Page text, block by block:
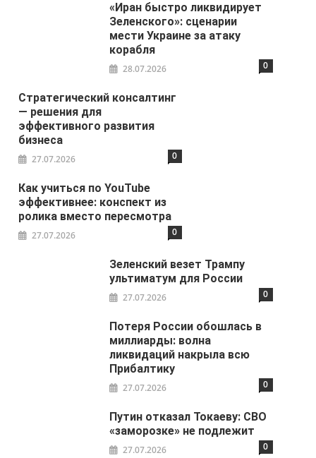
«Иран быстро ликвидирует
Зеленского»: сценарии
мести Украине за атаку
корабля
28.07.2026 0
Стратегический консалтинг
— решения для
эффективного развития
бизнеса
27.07.2026 0
Как учиться по YouTube
эффективнее: конспект из
ролика вместо пересмотра
27.07.2026 0
Зеленский везет Трампу
ультиматум для России
27.07.2026 0
Потеря России обошлась в
миллиарды: волна
ликвидаций накрыла всю
Прибалтику
27.07.2026 0
Путин отказал Токаеву: СВО
«заморозке» не подлежит
27.07.2026 0